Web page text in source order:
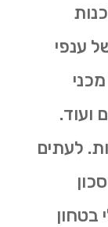
ענפי
ועוד.
לעתים
בטחון